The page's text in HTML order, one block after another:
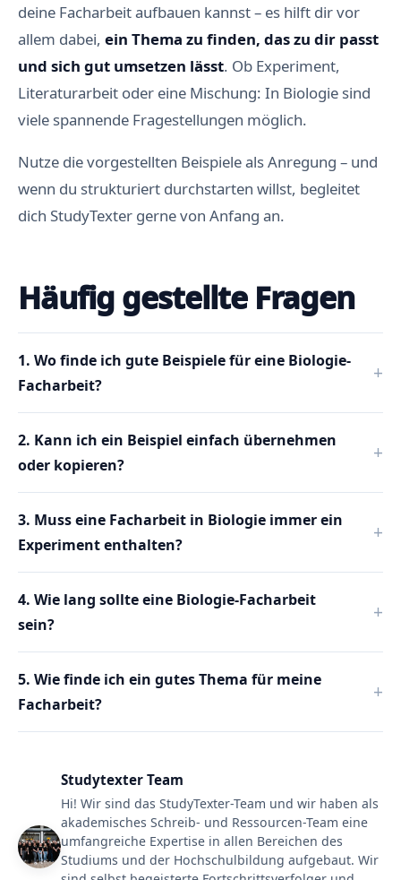
deine Facharbeit aufbauen kannst – es hilft dir vor
allem dabei, ein Thema zu finden, das zu dir passt
und sich gut umsetzen lässt. Ob Experiment,
Literaturarbeit oder eine Mischung: In Biologie sind
viele spannende Fragestellungen möglich.
Nutze die vorgestellten Beispiele als Anregung – und
wenn du strukturiert durchstarten willst, begleitet
dich StudyTexter gerne von Anfang an.
Häufig gestellte Fragen
1. Wo finde ich gute Beispiele für eine Biologie-
Facharbeit?
2. Kann ich ein Beispiel einfach übernehmen
oder kopieren?
3. Muss eine Facharbeit in Biologie immer ein
Experiment enthalten?
4. Wie lang sollte eine Biologie-Facharbeit
sein?
5. Wie finde ich ein gutes Thema für meine
Facharbeit?
Studytexter Team
Hi! Wir sind das StudyTexter-Team und wir haben als
akademisches Schreib- und Ressourcen-Team eine
umfangreiche Expertise in allen Bereichen des
Studiums und der Hochschulbildung aufgebaut. Wir